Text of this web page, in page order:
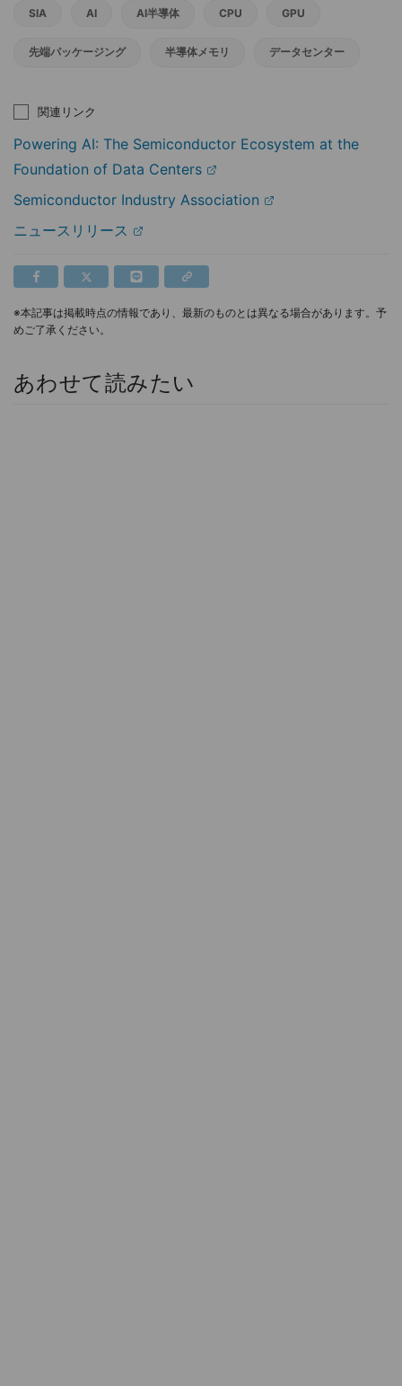
SIA AI AI半導体 CPU GPU
先端パッケージング 半導体メモリ データセンター
関連リンク
Powering AI: The Semiconductor Ecosystem at the
Foundation of Data Centers
Semiconductor Industry Association
ニュースリリース
※本記事は掲載時点の情報であり、最新のものとは異なる場合があります。予
めご了承ください。
あわせて読みたい